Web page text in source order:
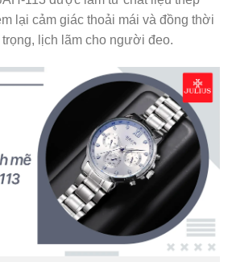
lại cảm giác thoải mái và đồng thời
lịch lãm cho người đeo.